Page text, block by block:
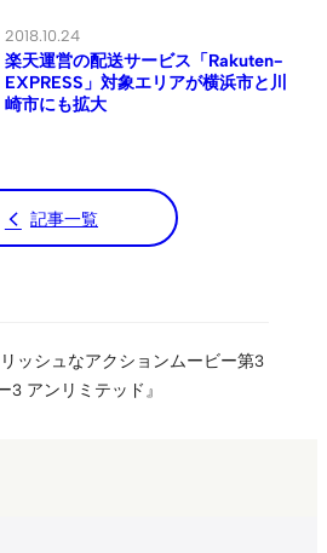
2018.10.24
楽天運営の配送サービス「Rakuten-
EXPRESS」対象エリアが横浜市と川
崎市にも拡大
記事一覧
ッシュなアクションムービー第3
3 アンリミテッド』